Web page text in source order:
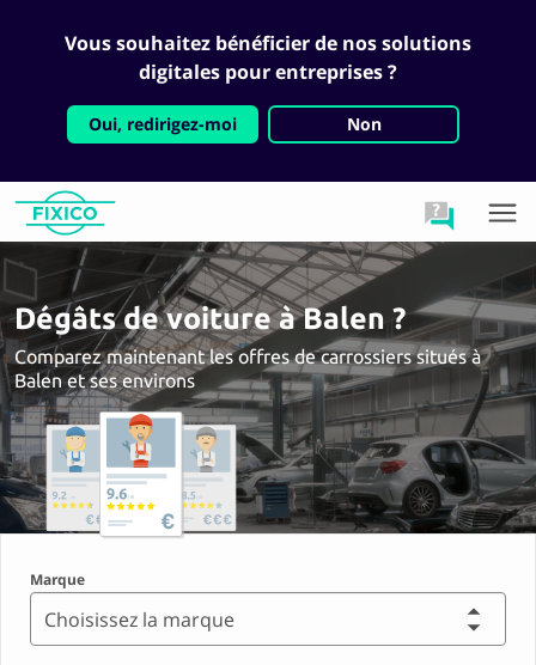
Vous souhaitez bénéficier de nos solutions
digitales pour entreprises ?
Oui, redirigez-moi Non
Dégâts de voiture à Balen ?
Comparez maintenant les offres de carrossiers situés à
Balen et ses environs
Marque
Choisissez la marque